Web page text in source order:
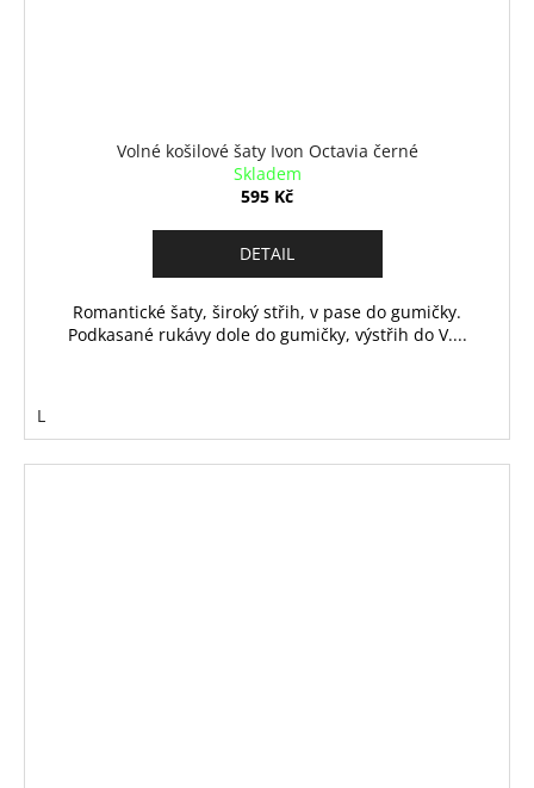
Volné košilové šaty Ivon Octavia černé
Skladem
595 Kč
DETAIL
Romantické šaty, široký střih, v pase do gumičky.
Podkasané rukávy dole do gumičky, výstřih do V....
L